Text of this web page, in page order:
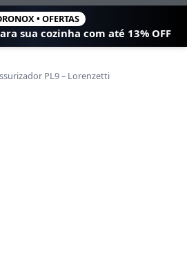
• OFERTAS
sua cozinha com até 13% OFF
PL9 – Lorenzetti